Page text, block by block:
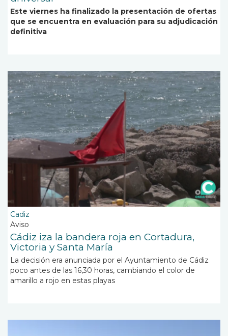
Este viernes ha finalizado la presentación de ofertas
que se encuentra en evaluación para su adjudicación
definitiva
Cadiz
Aviso
Cádiz iza la bandera roja en Cortadura,
Victoria y Santa María
La decisión era anunciada por el Ayuntamiento de Cádiz
poco antes de las 16,30 horas, cambiando el color de
amarillo a rojo en estas playas